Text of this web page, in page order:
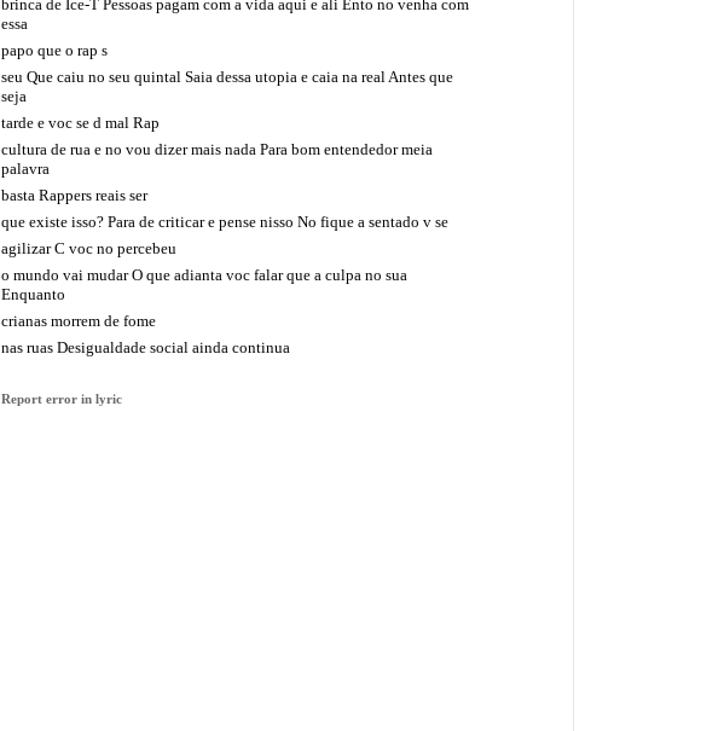
brinca de Ice-T Pessoas pagam com a vida aqui e ali Ento no venha com
essa
papo que o rap s
seu Que caiu no seu quintal Saia dessa utopia e caia na real Antes que
seja
tarde e voc se d mal Rap
cultura de rua e no vou dizer mais nada Para bom entendedor meia
palavra
basta Rappers reais ser
que existe isso? Para de criticar e pense nisso No fique a sentado v se
agilizar C voc no percebeu
o mundo vai mudar O que adianta voc falar que a culpa no sua
Enquanto
crianas morrem de fome
nas ruas Desigualdade social ainda continua
Report error in lyric